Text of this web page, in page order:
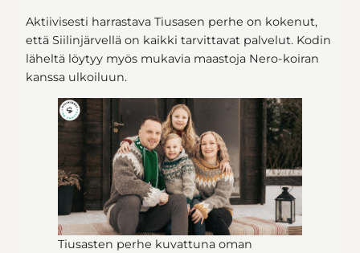
Aktiivisesti harrastava Tiusasen perhe on kokenut,
että Siilinjärvellä on kaikki tarvittavat palvelut. Kodin
läheltä löytyy myös mukavia maastoja Nero-koiran
kanssa ulkoiluun.
Tiusasten perhe kuvattuna oman